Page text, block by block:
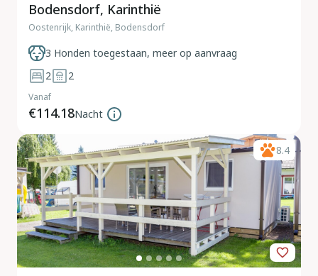
Bodensdorf, Karinthië
Oostenrijk, Karinthië, Bodensdorf
3 Honden toegestaan, meer op aanvraag
2
2
Vanaf
€114.18Nacht
8.4